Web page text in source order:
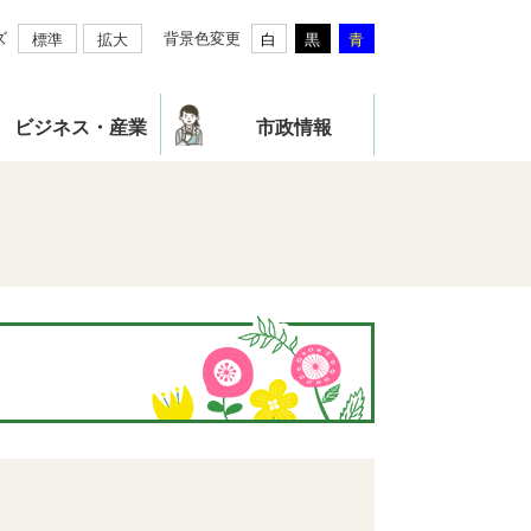
標準 拡大 背景色変更 白 黒 青
ビジネス・産業 市政情報